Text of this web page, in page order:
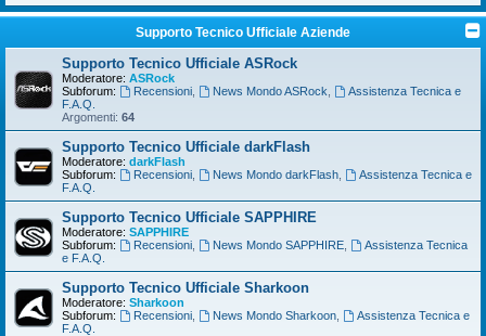
Supporto Tecnico Ufficiale Aziende
Supporto Tecnico Ufficiale ASRock
Moderatore: ASRock
Subforum:
Recensioni, News Mondo ASRock
Assistenza Tecnica e
F.A.Q.
Argomenti: 64
Supporto Tecnico Ufficiale darkFlash
Moderatore: darkFlash
Subforum:
Recensioni, News Mondo darkFlash,
Assistenza Tecnica e
F.A.Q.
Supporto Tecnico Ufficiale SAPPHIRE
Moderatore: SAPPHIRE
Subforum:
Recensioni, News Mondo SAPPHIRE,
Assistenza Tecnica
e F.A.Q.
Supporto Tecnico Ufficiale Sharkoon
Moderatore: Sharkoon
Subforum:
Recensioni, News Mondo Sharkoon,
Assistenza Tecnica e
F.A.Q.